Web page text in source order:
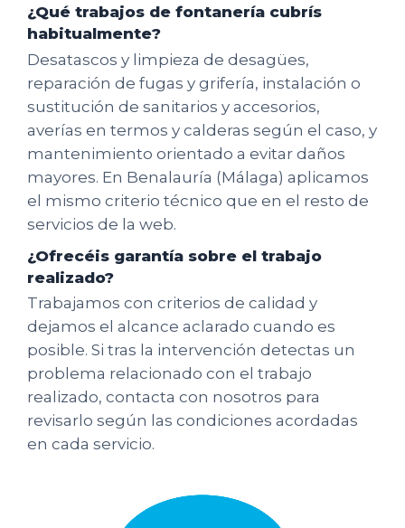
¿Qué trabajos de fontanería cubrís
habitualmente?
Desatascos y limpieza de desagües,
reparación de fugas y grifería, instalación o
sustitución de sanitarios y accesorios,
averías en termos y calderas según el caso, y
mantenimiento orientado a evitar daños
mayores. En Benalauría (Málaga) aplicamos
el mismo criterio técnico que en el resto de
servicios de la web.
¿Ofrecéis garantía sobre el trabajo
realizado?
Trabajamos con criterios de calidad y
dejamos el alcance aclarado cuando es
posible. Si tras la intervención detectas un
problema relacionado con el trabajo
realizado, contacta con nosotros para
revisarlo según las condiciones acordadas
en cada servicio.